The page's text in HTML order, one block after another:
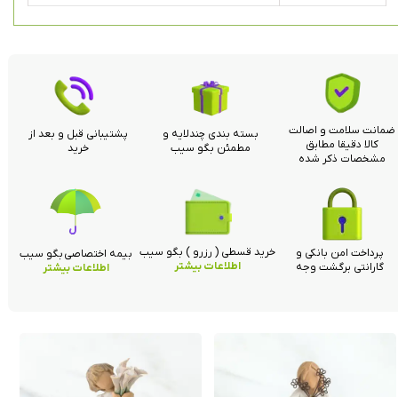
ضمانت سلامت و اصالت
کالا دقیقا مطابق
مشخصات ذکر شده
بسته بندی چندلایه و
مطمئن بگو سیب
پشتیبانی قبل و بعد از
خرید
خرید قسطی ( رزرو ) بگو سیب
اطلاعات بیشتر
پرداخت امن بانکی و
گارانتی برگشت وجه
بیمه اختصاصی بگو سیب
اطلاعات بیشتر